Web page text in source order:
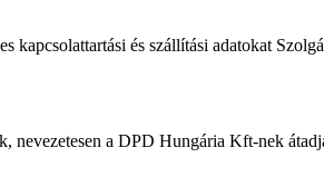
kapcsolattartási és szállítási adatokat
a DPD Hungária Kft-nek